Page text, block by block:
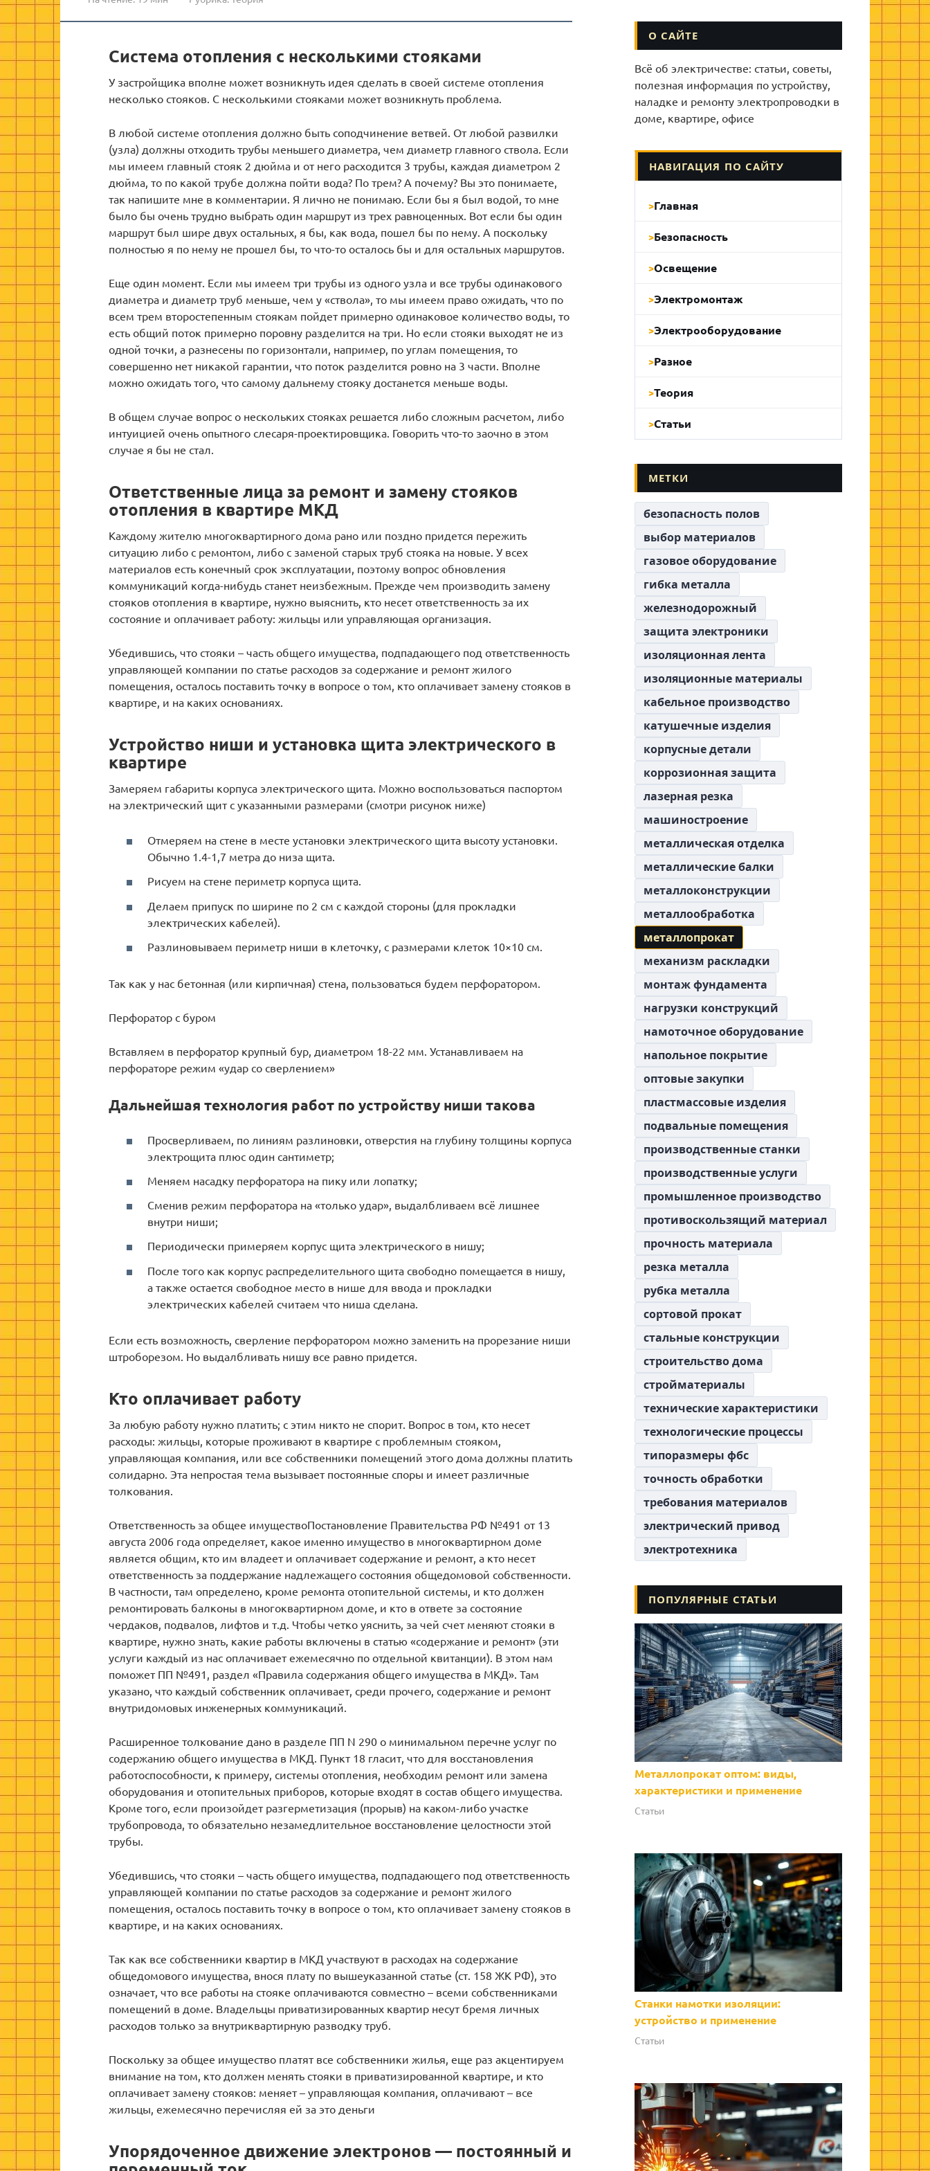
Система отопления с несколькими стояками
У застройщика вполне может возникнуть идея сделать в своей системе отопления
несколько стояков. С несколькими стояками может возникнуть проблема.
В любой системе отопления должно быть соподчинение ветвей. От любой развилки
(узла) должны отходить трубы меньшего диаметра, чем диаметр главного ствола. Если
мы имеем главный стояк 2 дюйма и от него расходится 3 трубы, каждая диаметром 2
дюйма, то по какой трубе должна пойти вода? По трем? А почему? Вы это понимаете,
так напишите мне в комментарии. Я лично не понимаю. Если бы я был водой, то мне
было бы очень трудно выбрать один маршрут из трех равноценных. Вот если бы один
маршрут был шире двух остальных, я бы, как вода, пошел бы по нему. А поскольку
полностью я по нему не прошел бы, то что-то осталось бы и для остальных маршрутов.
Еще один момент. Если мы имеем три трубы из одного узла и все трубы одинакового
диаметра и диаметр труб меньше, чем у «ствола», то мы имеем право ожидать, что по
всем трем второстепенным стоякам пойдет примерно одинаковое количество воды, то
есть общий поток примерно поровну разделится на три. Но если стояки выходят не из
одной точки, а разнесены по горизонтали, например, по углам помещения, то
совершенно нет никакой гарантии, что поток разделится ровно на 3 части. Вполне
можно ожидать того, что самому дальнему стояку достанется меньше воды.
В общем случае вопрос о нескольких стояках решается либо сложным расчетом, либо
интуицией очень опытного слесаря-проектировщика. Говорить что-то заочно в этом
случае я бы не стал.
Ответственные лица за ремонт и замену стояков
отопления в квартире МКД
Каждому жителю многоквартирного дома рано или поздно придется пережить
ситуацию либо с ремонтом, либо с заменой старых труб стояка на новые. У всех
материалов есть конечный срок эксплуатации, поэтому вопрос обновления
коммуникаций когда-нибудь станет неизбежным. Прежде чем производить замену
стояков отопления в квартире, нужно выяснить, кто несет ответственность за их
состояние и оплачивает работу: жильцы или управляющая организация.
Убедившись, что стояки – часть общего имущества, подпадающего под ответственность
управляющей компании по статье расходов за содержание и ремонт жилого
помещения, осталось поставить точку в вопросе о том, кто оплачивает замену стояков в
квартире, и на каких основаниях.
Устройство ниши и установка щита электрического в
квартире
Замеряем габариты корпуса электрического щита. Можно воспользоваться паспортом
на электрический щит с указанными размерами (смотри рисунок ниже)
Отмеряем на стене в месте установки электрического щита высоту установки.
Обычно 1.4-1,7 метра до низа щита.
Рисуем на стене периметр корпуса щита.
Делаем припуск по ширине по 2 см с каждой стороны (для прокладки
электрических кабелей).
Разлиновываем периметр ниши в клеточку, с размерами клеток 10×10 см.
Так как у нас бетонная (или кирпичная) стена, пользоваться будем перфоратором.
Перфоратор с буром
Вставляем в перфоратор крупный бур, диаметром 18-22 мм. Устанавливаем на
перфораторе режим «удар со сверлением»
Дальнейшая технология работ по устройству ниши такова
Просверливаем, по линиям разлиновки, отверстия на глубину толщины корпуса
электрощита плюс один сантиметр;
Меняем насадку перфоратора на пику или лопатку;
Сменив режим перфоратора на «только удар», выдалбливаем всё лишнее
внутри ниши;
Периодически примеряем корпус щита электрического в нишу;
После того как корпус распределительного щита свободно помещается в нишу,
а также остается свободное место в нише для ввода и прокладки
электрических кабелей считаем что ниша сделана.
Если есть возможность, сверление перфоратором можно заменить на прорезание ниши
штроборезом. Но выдалбливать нишу все равно придется.
Кто оплачивает работу
За любую работу нужно платить; с этим никто не спорит. Вопрос в том, кто несет
расходы: жильцы, которые проживают в квартире с проблемным стояком,
управляющая компания, или все собственники помещений этого дома должны платить
солидарно. Эта непростая тема вызывает постоянные споры и имеет различные
толкования.
Ответственность за общее имуществоПостановление Правительства РФ №491 от 13
августа 2006 года определяет, какое именно имущество в многоквартирном доме
является общим, кто им владеет и оплачивает содержание и ремонт, а кто несет
ответственность за поддержание надлежащего состояния общедомовой собственности.
В частности, там определено, кроме ремонта отопительной системы, и кто должен
ремонтировать балконы в многоквартирном доме, и кто в ответе за состояние
чердаков, подвалов, лифтов и т.д. Чтобы четко уяснить, за чей счет меняют стояки в
квартире, нужно знать, какие работы включены в статью «содержание и ремонт» (эти
услуги каждый из нас оплачивает ежемесячно по отдельной квитанции). В этом нам
поможет ПП №491, раздел «Правила содержания общего имущества в МКД». Там
указано, что каждый собственник оплачивает, среди прочего, содержание и ремонт
внутридомовых инженерных коммуникаций.
Расширенное толкование дано в разделе ПП N 290 о минимальном перечне услуг по
содержанию общего имущества в МКД. Пункт 18 гласит, что для восстановления
работоспособности, к примеру, системы отопления, необходим ремонт или замена
оборудования и отопительных приборов, которые входят в состав общего имущества.
Кроме того, если произойдет разгерметизация (прорыв) на каком-либо участке
трубопровода, то обязательно незамедлительное восстановление целостности этой
трубы.
Убедившись, что стояки – часть общего имущества, подпадающего под ответственность
управляющей компании по статье расходов за содержание и ремонт жилого
помещения, осталось поставить точку в вопросе о том, кто оплачивает замену стояков в
квартире, и на каких основаниях.
Так как все собственники квартир в МКД участвуют в расходах на содержание
общедомового имущества, внося плату по вышеуказанной статье (ст. 158 ЖК РФ), это
означает, что все работы на стояке оплачиваются совместно – всеми собственниками
помещений в доме. Владельцы приватизированных квартир несут бремя личных
расходов только за внутриквартирную разводку труб.
Поскольку за общее имущество платят все собственники жилья, еще раз акцентируем
внимание на том, кто должен менять стояки в приватизированной квартире, и кто
оплачивает замену стояков: меняет – управляющая компания, оплачивают – все
жильцы, ежемесячно перечисляя ей за это деньги
Упорядоченное движение электронов — постоянный и
О САЙТЕ
Всё об электричестве: статьи, советы,
полезная информация по устройству,
наладке и ремонту электропроводки в
доме, квартире, офисе
НАВИГАЦИЯ ПО САЙТУ
Главная
Безопасность
Освещение
Электромонтаж
Электрооборудование
Разное
Теория
Статьи
МЕТКИ
безопасность полов
выбор материалов
газовое оборудование
гибка металла
железнодорожный
защита электроники
изоляционная лента
изоляционные материалы
кабельное производство
катушечные изделия
корпусные детали
коррозионная защита
лазерная резка
машиностроение
металлическая отделка
металлические балки
металлоконструкции
металлообработка
металлопрокат
механизм раскладки
монтаж фундамента
нагрузки конструкций
намоточное оборудование
напольное покрытие
оптовые закупки
пластмассовые изделия
подвальные помещения
производственные станки
производственные услуги
промышленное производство
противоскользящий материал
прочность материала
резка металла
рубка металла
сортовой прокат
стальные конструкции
строительство дома
стройматериалы
технические характеристики
технологические процессы
типоразмеры фбс
точность обработки
требования материалов
электрический привод
электротехника
ПОПУЛЯРНЫЕ СТАТЬИ
Металлопрокат оптом: виды,
характеристики и применение
Статьи
Станки намотки изоляции:
устройство и применение
Статьи